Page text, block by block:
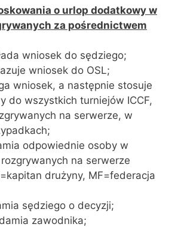
o urlop dodatkowy w
za pośrednictwem
wniosek do sędziego;
wniosek do OSL;
wniosek, a następnie stosuje
do wszystkich turniejów ICCF,
na serwerze, w
odpowiednie osoby w
na serwerze
drużyny, MF=federacja
sędziego o decyzji;
zawodnika;